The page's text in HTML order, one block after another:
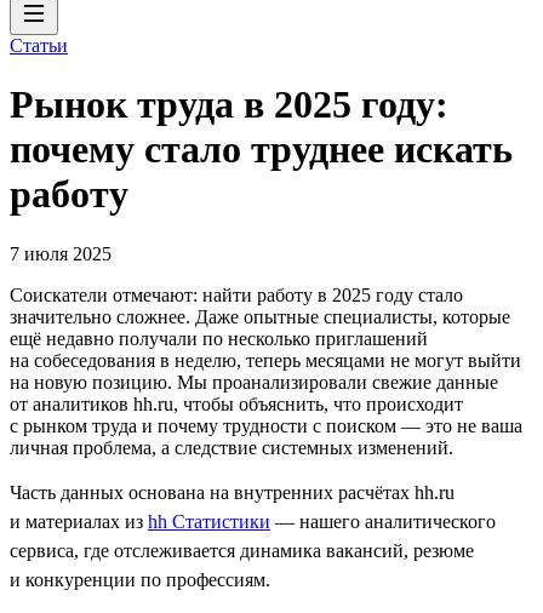
Статьи
Рынок труда в 2025 году:
почему стало труднее искать
работу
7 июля 2025
Соискатели отмечают: найти работу в 2025 году стало
значительно сложнее. Даже опытные специалисты, которые
ещё недавно получали по несколько приглашений
на собеседования в неделю, теперь месяцами не могут выйти
на новую позицию. Мы проанализировали свежие данные
от аналитиков hh.ru, чтобы объяснить, что происходит
с рынком труда и почему трудности с поиском — это не ваша
личная проблема, а следствие системных изменений.
Часть данных основана на внутренних расчётах hh.ru
и материалах из hh Статистики — нашего аналитического
сервиса, где отслеживается динамика вакансий, резюме
и конкуренции по профессиям.